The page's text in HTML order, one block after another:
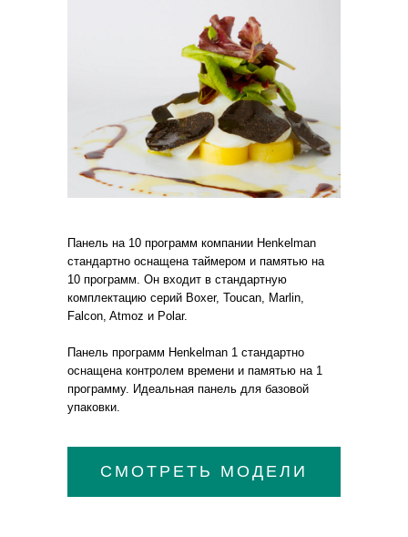
Панель на 10 программ компании Henkelman
стандартно оснащена таймером и памятью на
10 программ. Он входит в стандартную
комплектацию серий Boxer, Toucan, Marlin,
Falcon, Atmoz и Polar.
Панель программ Henkelman 1 стандартно
оснащена контролем времени и памятью на 1
программу. Идеальная панель для базовой
упаковки.
СМОТРЕТЬ МОДЕЛИ